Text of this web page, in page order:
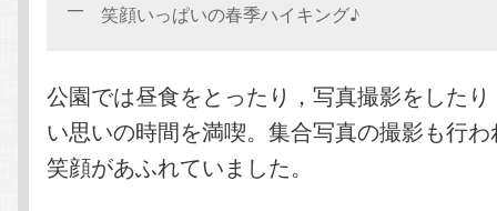
笑顔いっぱいの春季ハイキング♪
公園では昼食をとったり，写真撮影をした
い思いの時間を満喫。集合写真の撮影も行
笑顔があふれていました。